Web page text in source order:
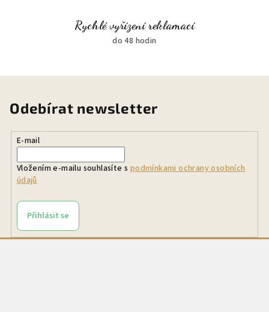
Rychlé vyřízení reklamací
do 48 hodin
Odebírat newsletter
E-mail
Vložením e-mailu souhlasíte s podmínkami ochrany osobních
údajů
Přihlásit se